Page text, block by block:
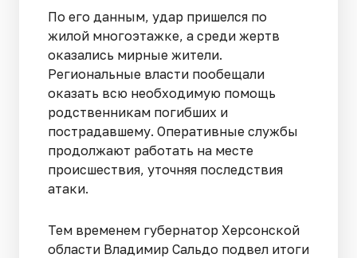
По его данным, удар пришелся по
жилой многоэтажке, а среди жертв
оказались мирные жители.
Региональные власти пообещали
оказать всю необходимую помощь
родственникам погибших и
пострадавшему. Оперативные службы
продолжают работать на месте
происшествия, уточняя последствия
атаки.
Тем временем губернатор Херсонской
области Владимир Сальдо подвел итоги